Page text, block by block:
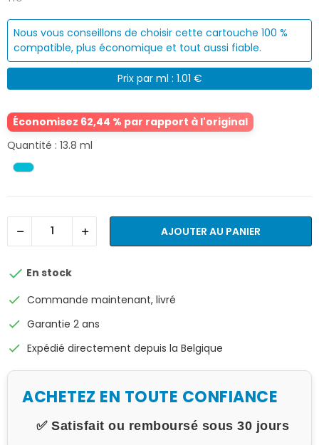
Nous vous conseillons de choisir cette cartouche 100 %
compatible, plus économique et tout aussi fiable.
Prix par ml : 1.01 €
Économisez 62,44 % par rapport à l'original
Quantité : 13.8 ml
AJOUTER AU PANIER
 En stock
check Commande maintenant, livré
check Garantie 2 ans
check Expédié directement depuis la Belgique
ACHETEZ EN TOUTE CONFIANCE
✅ Satisfait ou remboursé sous 30 jours